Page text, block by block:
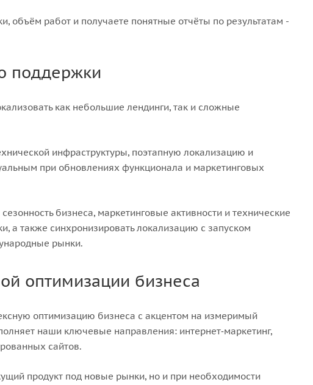
объём работ и получаете понятные отчёты по результатам -
поддержки
как небольшие лендинги, так и сложные
инфраструктуры, поэтапную локализацию и
при обновлениях функционала и маркетинговых
бизнеса, маркетинговые активности и технические
а также синхронизировать локализацию с запуском
рынки.
оптимизации бизнеса
оптимизацию бизнеса с акцентом на измеримый
наши ключевые направления: интернет‑маркетинг,
сайтов.
продукт под новые рынки, но и при необходимости